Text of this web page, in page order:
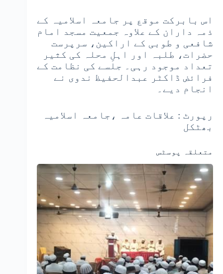
اس بابرکت موقع پر جامعہ اسلامیہ کے
ذمہ داران کے علاوہ جمعیت مسجد امام
شافعی و طوبی کے اراکین، سرپرست
حضرات، طلبہ اور اہلِ محلہ کی کثیر
تعداد موجود رہی۔ جلسے کی نظامت کے
فرائض ڈاکٹر عبدالحفیظ ندوی نے
انجام دیے۔
رپورٹ : علاقات عامہ ،جامعہ اسلامیہ
بھٹکل
متعلقہ پوسٹس